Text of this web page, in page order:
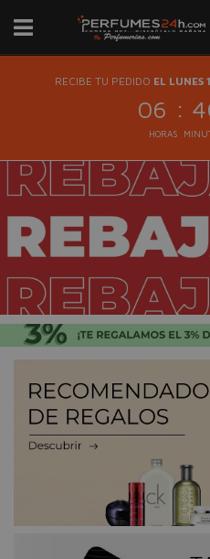
RECIBE TU PEDIDO EL LUNES
06 :
HORAS